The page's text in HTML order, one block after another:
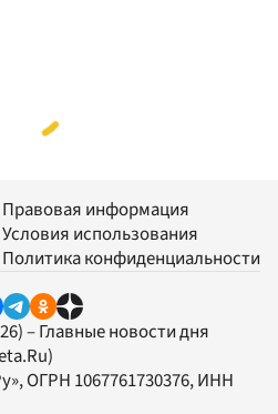
Правовая информация
Условия использования
Политика конфиденциальности
– Главные новости дня
, ОГРН 1067761730376, ИНН